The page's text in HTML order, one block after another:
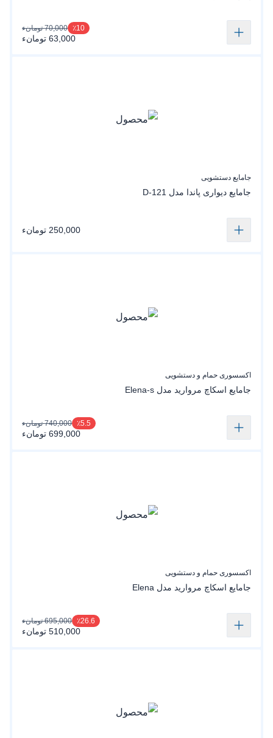
٪10 70,000 تومانء
63,000 تومانء
جامایع دستشویی
جامایع دیواری پاندا مدل D-121
250,000 تومانء
اکسسوری حمام و دستشویی
جامایع اسکاچ مروارید مدل Elena-s
٪5.5 740,000 تومانء
699,000 تومانء
اکسسوری حمام و دستشویی
جامایع اسکاچ مروارید مدل Elena
٪26.6 695,000 تومانء
510,000 تومانء